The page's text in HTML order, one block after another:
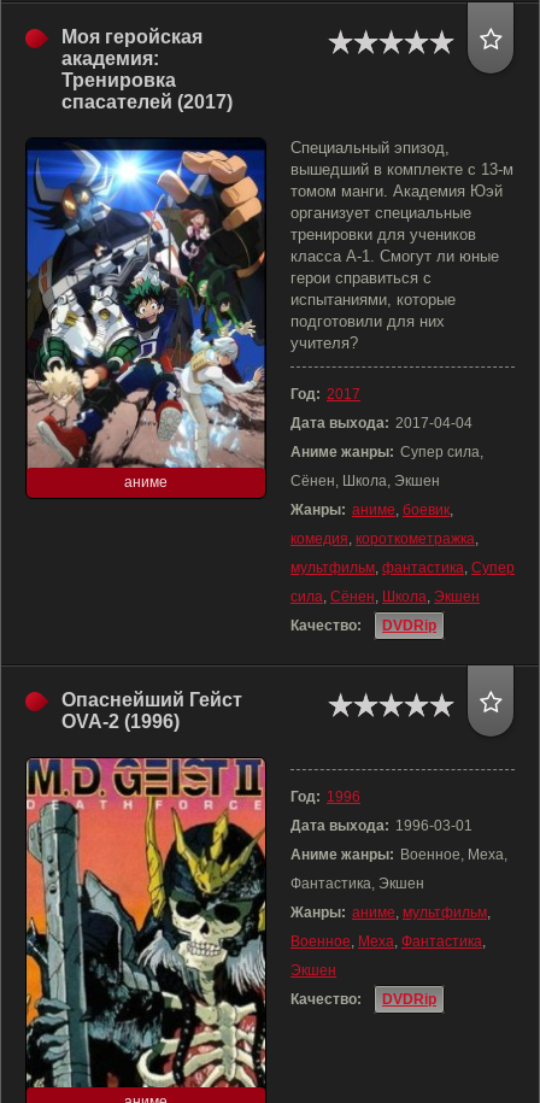
Моя геройская
академия:
Тренировка
спасателей (2017)
аниме
Специальный эпизод,
вышедший в комплекте с 13-м
томом манги. Академия Юэй
организует специальные
тренировки для учеников
класса A-1. Смогут ли юные
герои справиться с
испытаниями, которые
подготовили для них
учителя?
Год: 2017
Дата выхода: 2017-04-04
Аниме жанры: Супер сила,
Сёнен, Школа, Экшен
Жанры: аниме, боевик,
комедия, короткометражка,
мультфильм, фантастика, Супер
сила, Сёнен, Школа, Экшен
Качество:
DVDRip
Опаснейший Гейст
OVA-2 (1996)
Год: 1996
Дата выхода: 1996-03-01
Аниме жанры: Военное, Меха,
Фантастика, Экшен
Жанры: аниме, мультфильм,
Военное, Меха, Фантастика,
Экшен
Качество:
DVDRip